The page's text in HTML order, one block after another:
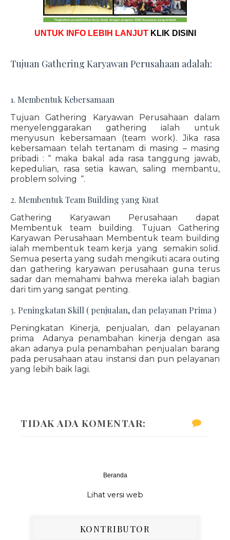
UNTUK INFO LEBIH LANJUT KLIK DISINI
Tujuan Gathering Karyawan Perusahaan adalah:
1. Membentuk Kebersamaan
Tujuan Gathering Karyawan Perusahaan dalam
menyelenggarakan gathering ialah untuk
menyusun kebersamaan (team work). Jika rasa
kebersamaan telah tertanam di masing – masing
pribadi : “ maka bakal ada rasa tanggung jawab,
kepedulian, rasa setia kawan, saling membantu,
problem solving “.
2. Membentuk Team Building yang Kuat
Gathering Karyawan Perusahaan dapat
Membentuk team building. Tujuan Gathering
Karyawan Perusahaan Membentuk team building
ialah membentuk team kerja yang semakin solid.
Semua peserta yang sudah mengikuti acara outing
dan gathering karyawan perusahaan guna terus
sadar dan memahami bahwa mereka ialah bagian
dari tim yang sangat penting.
3. Peningkatan Skill ( penjualan, dan pelayanan Prima )
Peningkatan Kinerja, penjualan, dan pelayanan
prima Adanya penambahan kinerja dengan asa
akan adanya pula penambahan penjualan barang
pada perusahaan atau instansi dan pun pelayanan
yang lebih baik lagi.
TIDAK ADA KOMENTAR:
Beranda
Lihat versi web
KONTRIBUTOR